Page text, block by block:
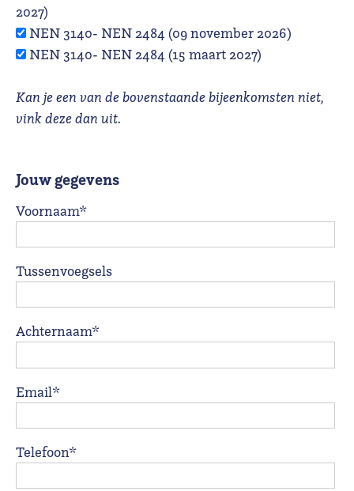
2027)
NEN 3140- NEN 2484 (09 november 2026)
NEN 3140- NEN 2484 (15 maart 2027)
Kan je een van de bovenstaande bijeenkomsten niet,
vink deze dan uit.
Jouw gegevens
Voornaam*
Tussenvoegsels
Achternaam*
Email*
Telefoon*